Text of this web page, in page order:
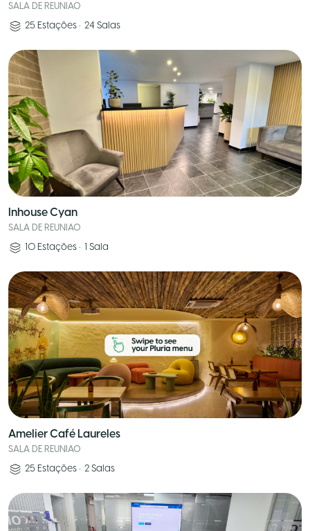
SALA DE REUNIAO
25 Estações • 24 Salas
Inhouse Cyan
SALA DE REUNIAO
10 Estações • 1 Sala
Amelier Café Laureles
SALA DE REUNIAO
25 Estações • 2 Salas